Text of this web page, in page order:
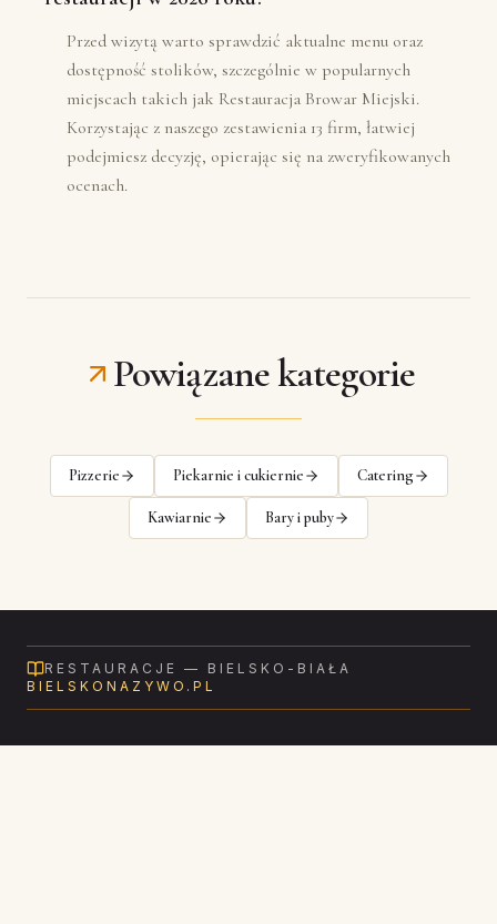
Przed wizytą warto sprawdzić aktualne menu oraz
dostępność stolików, szczególnie w popularnych
miejscach takich jak Restauracja Browar Miejski.
Korzystając z naszego zestawienia 13 firm, łatwiej
podejmiesz decyzję, opierając się na zweryfikowanych
ocenach.
Powiązane kategorie
Pizzerie Piekarnie i cukiernie Catering
Kawiarnie Bary i puby
RESTAURACJE — BIELSKO-BIAŁA
BIELSKONAZYWO.PL